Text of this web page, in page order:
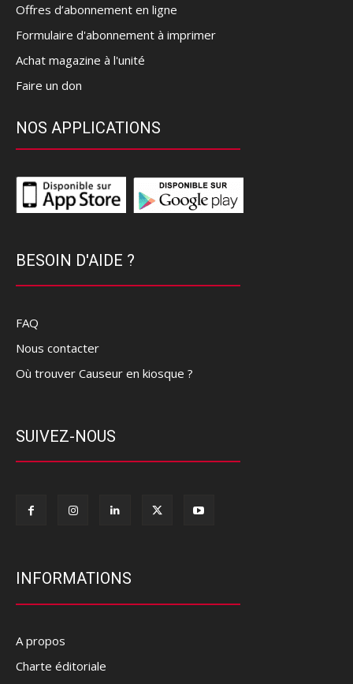
Offres d’abonnement en ligne
Formulaire d'abonnement à imprimer
Achat magazine à l'unité
Faire un don
NOS APPLICATIONS
BESOIN D'AIDE ?
FAQ
Nous contacter
Où trouver Causeur en kiosque ?
SUIVEZ-NOUS
INFORMATIONS
A propos
Charte éditoriale